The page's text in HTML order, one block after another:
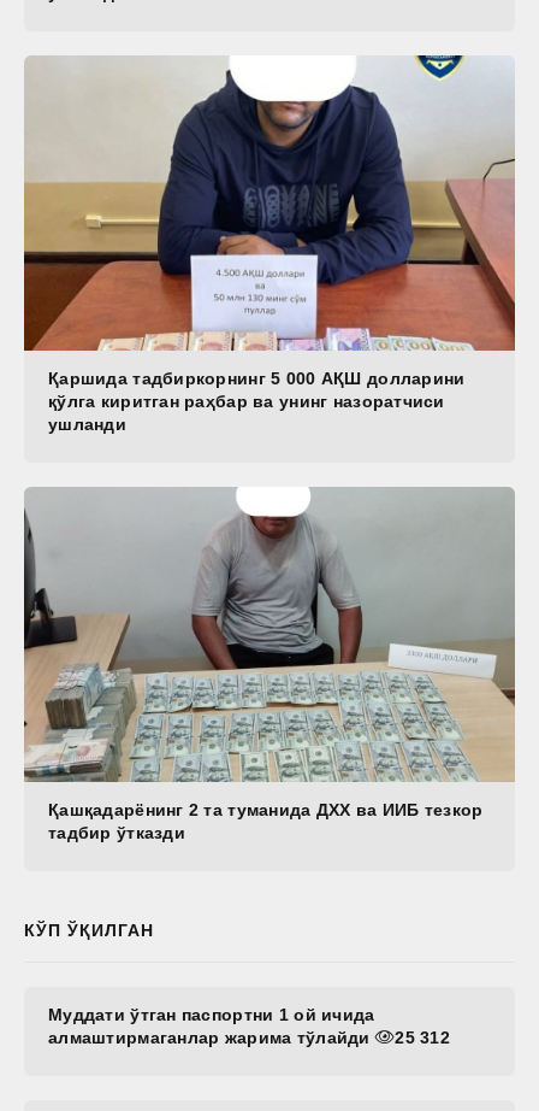
Қаршида тадбиркорнинг 5 000 АҚШ долларини
қўлга киритган раҳбар ва унинг назоратчиси
ушланди
Қашқадарёнинг 2 та туманида ДХХ ва ИИБ тезкор
тадбир ўтказди
КЎП ЎҚИЛГАН
Муддати ўтган паспортни 1 ой ичида
алмаштирмаганлар жарима тўлайди
25 312